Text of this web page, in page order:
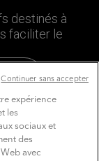
destinés à
faciliter le
expérience
les
sociaux et
des
avec
Continuer sans accepter